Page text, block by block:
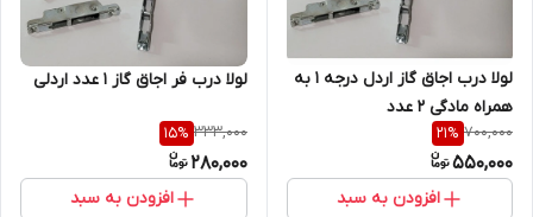
لولا درب اجاق گاز اردل درجه 1 به
همراه مادگی 2 عدد
700,000
21%
550,000
افزودن به سبد
لولا درب فر اجاق گاز 1 عدد اردلی
333,000
15%
280,000
افزودن به سبد